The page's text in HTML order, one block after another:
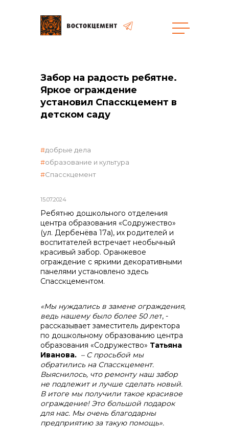
Закупки
общая информация
объявленные закупки
реализация неликвидов
контакты отдела закупок
Контакты
+7 (423) 234 50 50
Забор на радость ребятне.
Яркое ограждение
установил Спасскцемент в
детском саду
15.07.2024
добрые дела
образование и культура
Спасскцемент
Ребятню дошкольного отделения
центра образования «Содружество»
(ул. Дербенёва 17а), их родителей и
воспитателей встречает необычный
красивый забор. Оранжевое
ограждение с яркими декоративными
панелями установлено здесь
Спасскцементом.
«Мы нуждались в замене ограждения,
ведь нашему было более 50 лет, -
рассказывает заместитель директора
по дошкольному образованию центра
образования «Содружество» Татьяна
Иванова. – С просьбой мы
обратились на Спасскцемент.
Выяснилось, что ремонту наш забор
не подлежит и лучше сделать новый.
В итоге мы получили такое красивое
ограждение! Это большой подарок
для нас. Мы очень благодарны
предприятию за такую помощь».